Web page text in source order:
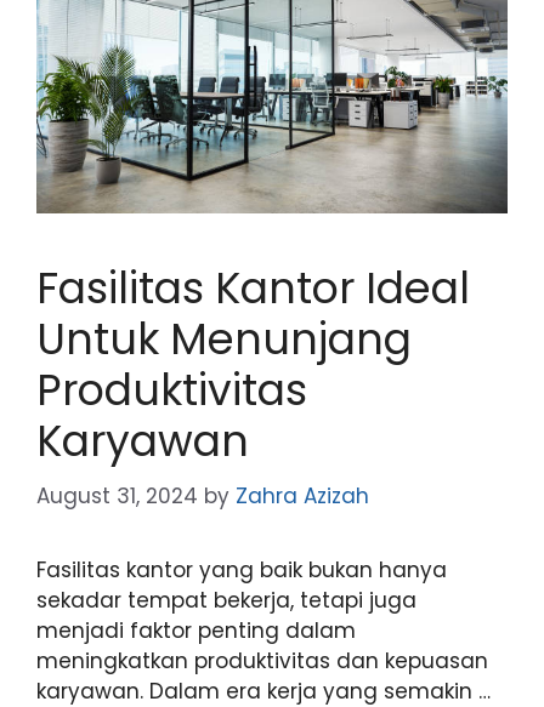
Fasilitas Kantor Ideal
Untuk Menunjang
Produktivitas
Karyawan
August 31, 2024 by Zahra Azizah
Fasilitas kantor yang baik bukan hanya
sekadar tempat bekerja, tetapi juga
menjadi faktor penting dalam
meningkatkan produktivitas dan kepuasan
karyawan. Dalam era kerja yang semakin …